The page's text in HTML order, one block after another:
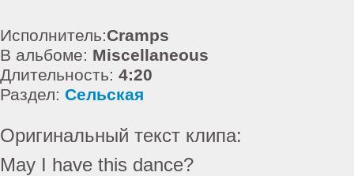
Исполнитель:Cramps
В альбоме: Miscellaneous
Длительность: 4:20
Раздел: Сельская
Оригинальный текст клипа:
May I have this dance?